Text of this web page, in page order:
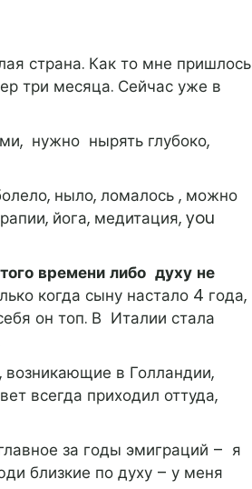
страна. Как то мне пришлось
три месяца. Сейчас уже в
нужно нырять глубоко,
ныло, ломалось , можно
йога, медитация, you
времени либо духу не
когда сыну настало 4 года,
он топ. В Италии стала
возникающие в Голландии,
всегда приходил оттуда,
за годы эмиграций – я
близкие по духу – у меня